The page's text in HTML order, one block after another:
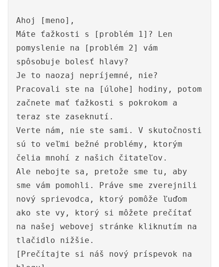
Ahoj [meno],
Máte ťažkosti s [problém 1]? Len
pomyslenie na [problém 2] vám
spôsobuje bolesť hlavy?
Je to naozaj nepríjemné, nie?
Pracovali ste na [úlohe] hodiny, potom
začnete mať ťažkosti s pokrokom a
teraz ste zaseknutí.
Verte nám, nie ste sami. V skutočnosti
sú to veľmi bežné problémy, ktorým
čelia mnohí z našich čitateľov.
Ale nebojte sa, pretože sme tu, aby
sme vám pomohli. Práve sme zverejnili
nový sprievodca, ktorý pomôže ľuďom
ako ste vy, ktorý si môžete prečítať
na našej webovej stránke kliknutím na
tlačidlo nižšie.
[Prečítajte si náš nový príspevok na